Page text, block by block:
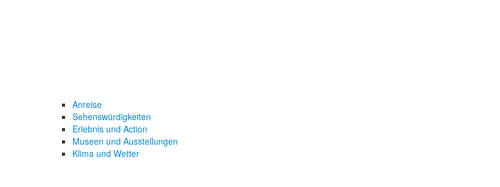
Anreise
Sehenswürdigkeiten
Erlebnis und Action
Museen und Ausstellungen
Klima und Wetter